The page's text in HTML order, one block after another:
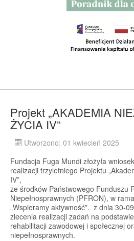
Projekt „AKADEMIA
ŻYCIA IV”
Utworzono: 01 kwiecień 2025
Fundacja Fuga Mundi złożyła
realizacji trzyletniego Projektu
IV”,
ze środków Państwowego Funduszu
Niepełnosprawnych (PFRON), w
„Wspieramy aktywność”. z dnia 30-
zlecenia realizacji zadań na
rehabilitacji zawodowej i społecznej
niepełnosprawnych.